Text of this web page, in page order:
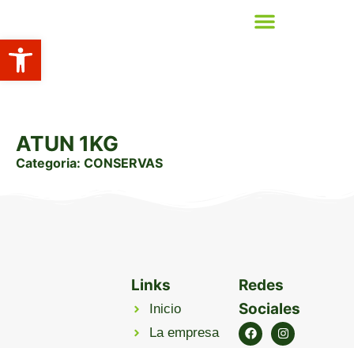
ATUN 1KG
Categoria: CONSERVAS
Links
Inicio
La empresa
Redes
Sociales
Abrir barra de herramientas